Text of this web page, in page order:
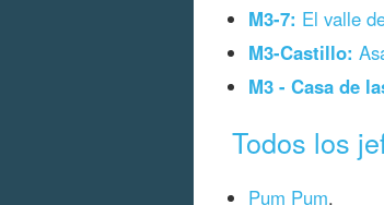
M3-7: El valle
M3-Castillo:
M3 - Casa de
Todos los
Pum Pum.